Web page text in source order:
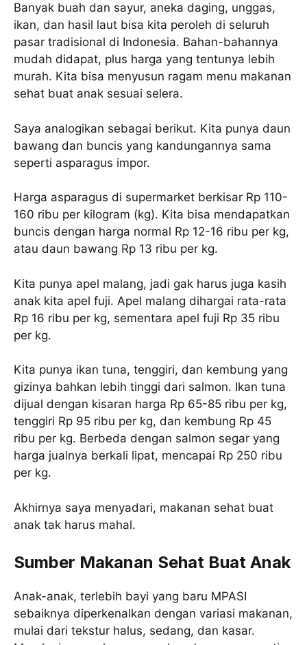
Banyak buah dan sayur, aneka daging, unggas,
ikan, dan hasil laut bisa kita peroleh di seluruh
pasar tradisional di Indonesia. Bahan-bahannya
mudah didapat, plus harga yang tentunya lebih
murah. Kita bisa menyusun ragam menu makanan
sehat buat anak sesuai selera.
Saya analogikan sebagai berikut. Kita punya daun
bawang dan buncis yang kandungannya sama
seperti asparagus impor.
Harga asparagus di supermarket berkisar Rp 110-
160 ribu per kilogram (kg). Kita bisa mendapatkan
buncis dengan harga normal Rp 12-16 ribu per kg,
atau daun bawang Rp 13 ribu per kg.
Kita punya apel malang, jadi gak harus juga kasih
anak kita apel fuji. Apel malang dihargai rata-rata
Rp 16 ribu per kg, sementara apel fuji Rp 35 ribu
per kg.
Kita punya ikan tuna, tenggiri, dan kembung yang
gizinya bahkan lebih tinggi dari salmon. Ikan tuna
dijual dengan kisaran harga Rp 65-85 ribu per kg,
tenggiri Rp 95 ribu per kg, dan kembung Rp 45
ribu per kg. Berbeda dengan salmon segar yang
harga jualnya berkali lipat, mencapai Rp 250 ribu
per kg.
Akhirnya saya menyadari, makanan sehat buat
anak tak harus mahal.
Sumber Makanan Sehat Buat Anak
Anak-anak, terlebih bayi yang baru MPASI
sebaiknya diperkenalkan dengan variasi makanan,
mulai dari tekstur halus, sedang, dan kasar.